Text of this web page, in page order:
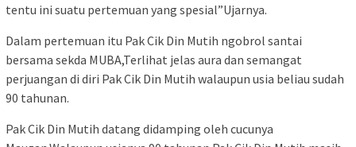
tentu ini suatu pertemuan yang spesial”Ujarnya.
Dalam pertemuan itu Pak Cik Din Mutih ngobrol santai
bersama sekda MUBA,Terlihat jelas aura dan semangat
perjuangan di diri Pak Cik Din Mutih walaupun usia beliau sudah
90 tahunan.
Pak Cik Din Mutih datang didamping oleh cucunya